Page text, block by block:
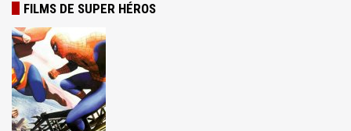
FILMS DE SUPER HÉROS